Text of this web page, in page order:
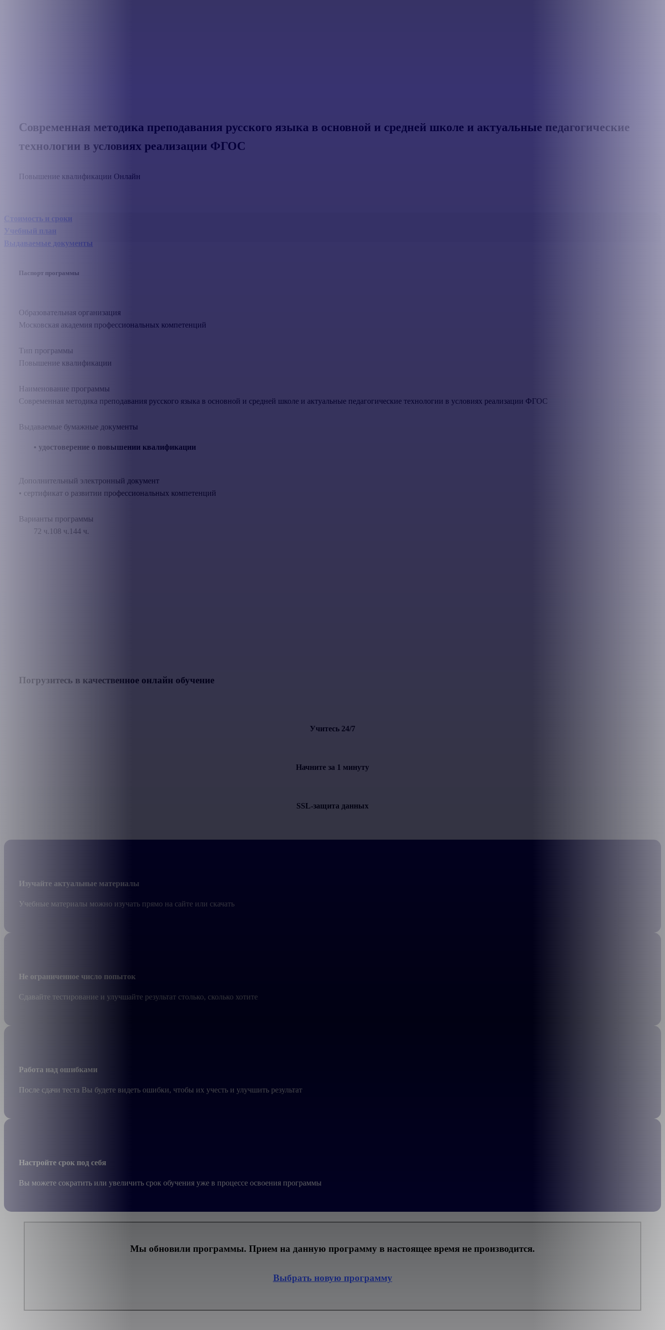
Современная методика преподавания русского языка в основной и средней школе и актуальные педагогические
технологии в условиях реализации ФГОС
Повышение квалификации Онлайн
Стоимость и сроки
Учебный план
Выдаваемые документы
Паспорт программы
Образовательная организация
Московская академия профессиональных компетенций
Тип программы
Повышение квалификации
Наименование программы
Современная методика преподавания русского языка в основной и средней школе и актуальные педагогические технологии в условиях реализации ФГОС
Выдаваемые бумажные документы
• удостоверение о повышении квалификации
Дополнительный электронный документ
• сертификат о развитии профессиональных компетенций
Варианты программы
72 ч. 108 ч. 144 ч.
Погрузитесь в качественное онлайн обучение
Учитесь 24/7
Начните за 1 минуту
SSL-защита данных
Изучайте актуальные материалы
Учебные материалы можно изучать прямо на сайте или скачать
Не ограниченное число попыток
Сдавайте тестирование и улучшайте результат столько, сколько хотите
Работа над ошибками
После сдачи теста Вы будете видеть ошибки, чтобы их учесть и улучшить результат
Настройте срок под себя
Вы можете сократить или увеличить срок обучения уже в процессе освоения программы
Мы обновили программы. Прием на данную программу в настоящее время не производится.
Выбрать новую программу